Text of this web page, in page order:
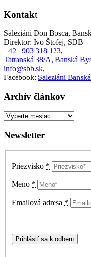
Kontakt
Saleziáni Don Bosca,
Direktor: Ivo Štofej, SDB
+421 903 318 123,
Tatranská 38/A, Banská
info@sbb.sk,
Facebook: Saleziáni
Archív článkov
Archív
Newsletter
Priezvisko *
Meno *
Emailová adresa *